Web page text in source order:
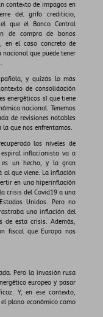
contexto de impagos en
del grifo crediticio,
que el Banco Central
de compra de bonos
en el caso concreto de
que puede tener
y quizás lo más
de consolidación
energéticos sí que tiene
nacional. Tenemos
de revisiones notables
que nos enfrentamos.
los niveles de
inflacionista va a
es un hecho, y la gran
al que viene. La inflación
en una hiperinflación
crisis del Covid19 a una
Unidos. Pero no
una inflación del
de esta crisis. Además,
fiscal que Europa nos
Pero la invasión rusa
europeo y pasar
Y, en ese contexto,
plano económico como